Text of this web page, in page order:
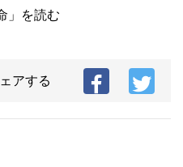
」を読む
アする